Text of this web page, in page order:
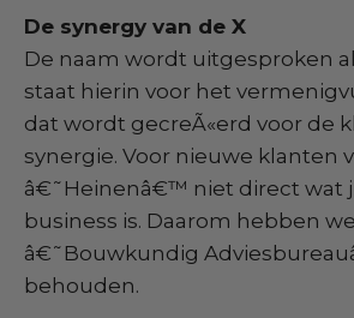
De synergy van de X
De naam wordt uitgesproken
staat hierin voor het
dat wordt gecreÃ«erd voor de
synergie. Voor nieuwe klanten
â€˜Heinenâ€™ niet direct wat
business is. Daarom hebben
â€˜Bouwkundig
behouden.